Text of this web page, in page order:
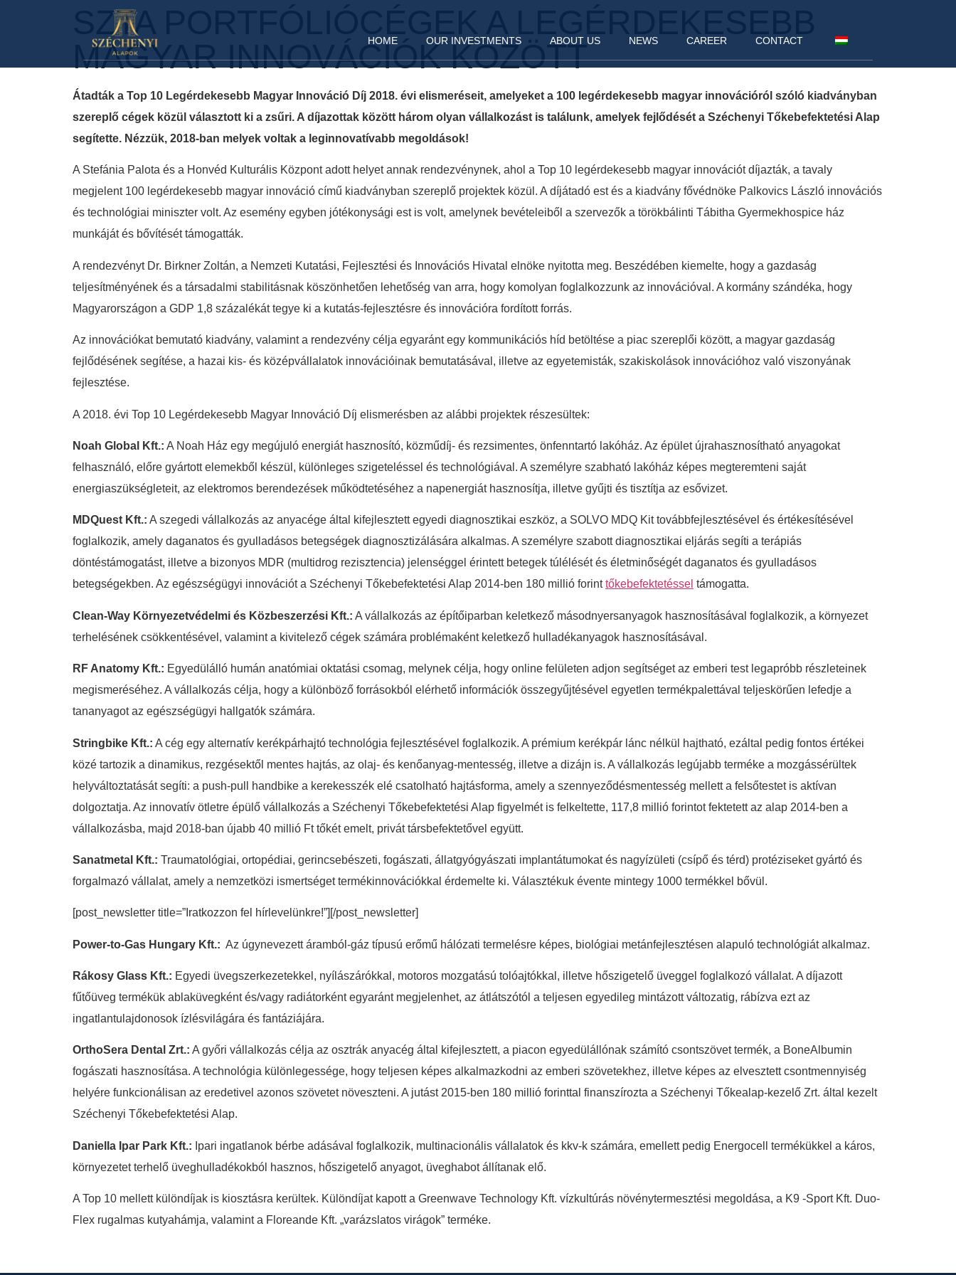
HOME OUR INVESTMENTS ABOUT US NEWS CAREER CONTACT
SZTA PORTFÓLIÓCÉGEK A LEGÉRDEKESEBB
MAGYAR INNOVÁCIÓK KÖZÖTT
Átadták a Top 10 Legérdekesebb Magyar Innováció Díj 2018. évi elismeréseit, amelyeket a 100 legérdekesebb magyar innovációról szóló kiadványban
szereplő cégek közül választott ki a zsűri. A díjazottak között három olyan vállalkozást is találunk, amelyek fejlődését a Széchenyi Tőkebefektetési Alap
segítette. Nézzük, 2018-ban melyek voltak a leginnovatívabb megoldások!
A Stefánia Palota és a Honvéd Kulturális Központ adott helyet annak rendezvénynek, ahol a Top 10 legérdekesebb magyar innovációt díjazták, a tavaly
megjelent 100 legérdekesebb magyar innováció című kiadványban szereplő projektek közül. A díjátadó est és a kiadvány fővédnöke Palkovics László innovációs
és technológiai miniszter volt. Az esemény egyben jótékonysági est is volt, amelynek bevételeiből a szervezők a törökbálinti Tábitha Gyermekhospice ház
munkáját és bővítését támogatták.
A rendezvényt Dr. Birkner Zoltán, a Nemzeti Kutatási, Fejlesztési és Innovációs Hivatal elnöke nyitotta meg. Beszédében kiemelte, hogy a gazdaság
teljesítményének és a társadalmi stabilitásnak köszönhetően lehetőség van arra, hogy komolyan foglalkozzunk az innovációval. A kormány szándéka, hogy
Magyarországon a GDP 1,8 százalékát tegye ki a kutatás-fejlesztésre és innovációra fordított forrás.
Az innovációkat bemutató kiadvány, valamint a rendezvény célja egyaránt egy kommunikációs híd betöltése a piac szereplői között, a magyar gazdaság
fejlődésének segítése, a hazai kis- és középvállalatok innovációinak bemutatásával, illetve az egyetemisták, szakiskolások innovációhoz való viszonyának
fejlesztése.
A 2018. évi Top 10 Legérdekesebb Magyar Innováció Díj elismerésben az alábbi projektek részesültek:
Noah Global Kft.: A Noah Ház egy megújuló energiát hasznosító, közműdíj- és rezsimentes, önfenntartó lakóház. Az épület újrahasznosítható anyagokat
felhasználó, előre gyártott elemekből készül, különleges szigeteléssel és technológiával. A személyre szabható lakóház képes megteremteni saját
energiaszükségleteit, az elektromos berendezések működtetéséhez a napenergiát hasznosítja, illetve gyűjti és tisztítja az esővizet.
MDQuest Kft.: A szegedi vállalkozás az anyacége által kifejlesztett egyedi diagnosztikai eszköz, a SOLVO MDQ Kit továbbfejlesztésével és értékesítésével
foglalkozik, amely daganatos és gyulladásos betegségek diagnosztizálására alkalmas. A személyre szabott diagnosztikai eljárás segíti a terápiás
döntéstámogatást, illetve a bizonyos MDR (multidrog rezisztencia) jelenséggel érintett betegek túlélését és életminőségét daganatos és gyulladásos
betegségekben. Az egészségügyi innovációt a Széchenyi Tőkebefektetési Alap 2014-ben 180 millió forinttőkebefektetéssel támogatta.
Clean-Way Környezetvédelmi és Közbeszerzési Kft.: A vállalkozás az építőiparban keletkező másodnyersanyagok hasznosításával foglalkozik, a környezet
terhelésének csökkentésével, valamint a kivitelező cégek számára problémaként keletkező hulladékanyagok hasznosításával.
RF Anatomy Kft.: Egyedülálló humán anatómiai oktatási csomag, melynek célja, hogy online felületen adjon segítséget az emberi test legapróbb részleteinek
megismeréséhez. A vállalkozás célja, hogy a különböző forrásokból elérhető információk összegyűjtésével egyetlen termékpalettával teljeskörűen lefedje a
tananyagot az egészségügyi hallgatók számára.
Stringbike Kft.: A cég egy alternatív kerékpárhajtó technológia fejlesztésével foglalkozik. A prémium kerékpár lánc nélkül hajtható, ezáltal pedig fontos értékei
közé tartozik a dinamikus, rezgésektől mentes hajtás, az olaj- és kenőanyag-mentesség, illetve a dizájn is. A vállalkozás legújabb terméke a mozgássérültek
helyváltoztatását segíti: a push-pull handbike a kerekesszék elé csatolható hajtásforma, amely a szennyeződésmentesség mellett a felsőtestet is aktívan
dolgoztatja. Az innovatív ötletre épülő vállalkozás a Széchenyi Tőkebefektetési Alap figyelmét is felkeltette, 117,8 millió forintot fektetett az alap 2014-ben a
vállalkozásba, majd 2018-ban újabb 40 millió Ft tőkét emelt, privát társbefektetővel együtt.
Sanatmetal Kft.: Traumatológiai, ortopédiai, gerincsebészeti, fogászati, állatgyógyászati implantátumokat és nagyízületi (csípő és térd) protéziseket gyártó és
forgalmazó vállalat, amely a nemzetközi ismertséget termékinnovációkkal érdemelte ki. Választékuk évente mintegy 1000 termékkel bővül.
[post_newsletter title=”Iratkozzon fel hírlevelünkre!”][/post_newsletter]
Power-to-Gas Hungary Kft.: Az úgynevezett áramból-gáz típusú erőmű hálózati termelésre képes, biológiai metánfejlesztésen alapuló technológiát alkalmaz.
Rákosy Glass Kft.: Egyedi üvegszerkezetekkel, nyílászárókkal, motoros mozgatású tolóajtókkal, illetve hőszigetelő üveggel foglalkozó vállalat. A díjazott
fűtőüveg termékük ablaküvegként és/vagy radiátorként egyaránt megjelenhet, az átlátszótól a teljesen egyedileg mintázott változatig, rábízva ezt az
ingatlantulajdonosok ízlésvilágára és fantáziájára.
OrthoSera Dental Zrt.: A győri vállalkozás célja az osztrák anyacég által kifejlesztett, a piacon egyedülállónak számító csontszövet termék, a BoneAlbumin
fogászati hasznosítása. A technológia különlegessége, hogy teljesen képes alkalmazkodni az emberi szövetekhez, illetve képes az elvesztett csontmennyiség
helyére funkcionálisan az eredetivel azonos szövetet növeszteni. A jutást 2015-ben 180 millió forinttal finanszírozta a Széchenyi Tőkealap-kezelő Zrt. által kezelt
Széchenyi Tőkebefektetési Alap.
Daniella Ipar Park Kft.: Ipari ingatlanok bérbe adásával foglalkozik, multinacionális vállalatok és kkv-k számára, emellett pedig Energocell termékükkel a káros,
környezetet terhelő üveghulladékokból hasznos, hőszigetelő anyagot, üveghabot állítanak elő.
A Top 10 mellett különdíjak is kiosztásra kerültek. Különdíjat kapott a Greenwave Technology Kft. vízkultúrás növénytermesztési megoldása, a K9 -Sport Kft. Duo-
Flex rugalmas kutyahámja, valamint a Floreande Kft. „varázslatos virágok” terméke.